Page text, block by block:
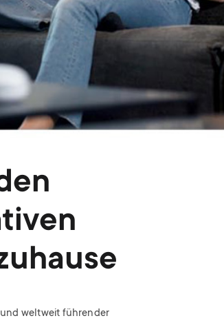
n
u
u
weltweit führender